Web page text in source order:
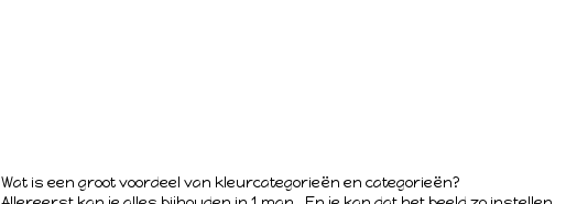
Wat is een groot voordeel van kleurcategorieën en categorieën?